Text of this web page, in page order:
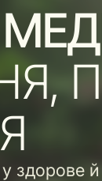
здорове й